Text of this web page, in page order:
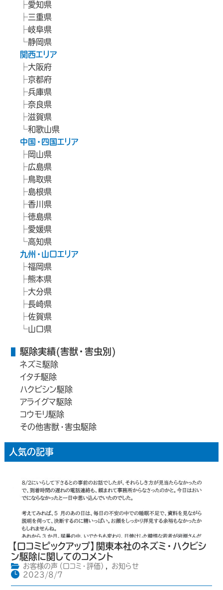
愛知県
三重県
岐阜県
静岡県
関西エリア
大阪府
京都府
兵庫県
奈良県
滋賀県
和歌山県
中国・四国エリア
岡山県
広島県
鳥取県
島根県
香川県
徳島県
愛媛県
高知県
九州・山口エリア
福岡県
熊本県
大分県
長崎県
佐賀県
山口県
駆除実績(害獣・害虫別)
ネズミ駆除
イタチ駆除
ハクビシン駆除
アライグマ駆除
コウモリ駆除
その他害獣・害虫駆除
人気の記事
【口コミピックアップ】関東本社のネズミ・ハクビシ
ン駆除に関してのコメント
お客様の声（口コミ・評価） ,
お知らせ
2023/8/7